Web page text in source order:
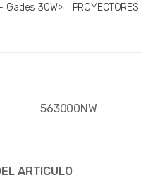
Gades 30W> PROYECTORES
563000NW
ARTICULO